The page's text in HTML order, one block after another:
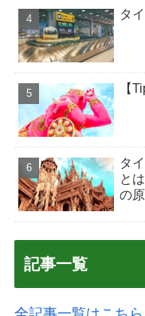
タ
【
タ
と
の
記事一覧